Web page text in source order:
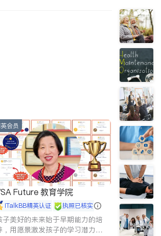
会员
Future 教育学院
iTalkBB精英认证 执照已核实
子美好的未来始于早期能力的培
，用愿景激发孩子的学习潜力和